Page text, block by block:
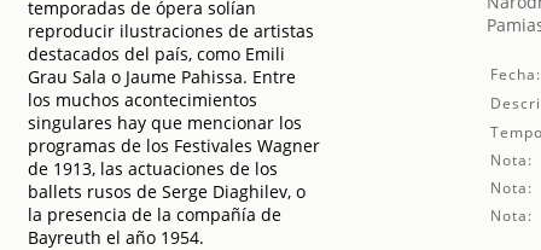
temporadas de ópera solían
reproducir ilustraciones de artistas
destacados del país, como Emili
Grau Sala o Jaume Pahissa. Entre
los muchos acontecimientos
singulares hay que mencionar los
programas de los Festivales Wagner
de 1913, las actuaciones de los
ballets rusos de Serge Diaghilev, o
la presencia de la compañía de
Bayreuth el año 1954.
Fecha:
Nota:
Nota:
Nota: